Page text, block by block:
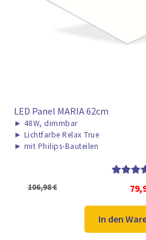
► ZAHLARTEN
► VERSANDARTEN
LED Panel MARIA 62cm
► 48W, dimmbar
► Lichtfarbe Relax True
► mit Philips-Bauteilen
von
106,98€
Preis
war:
In den